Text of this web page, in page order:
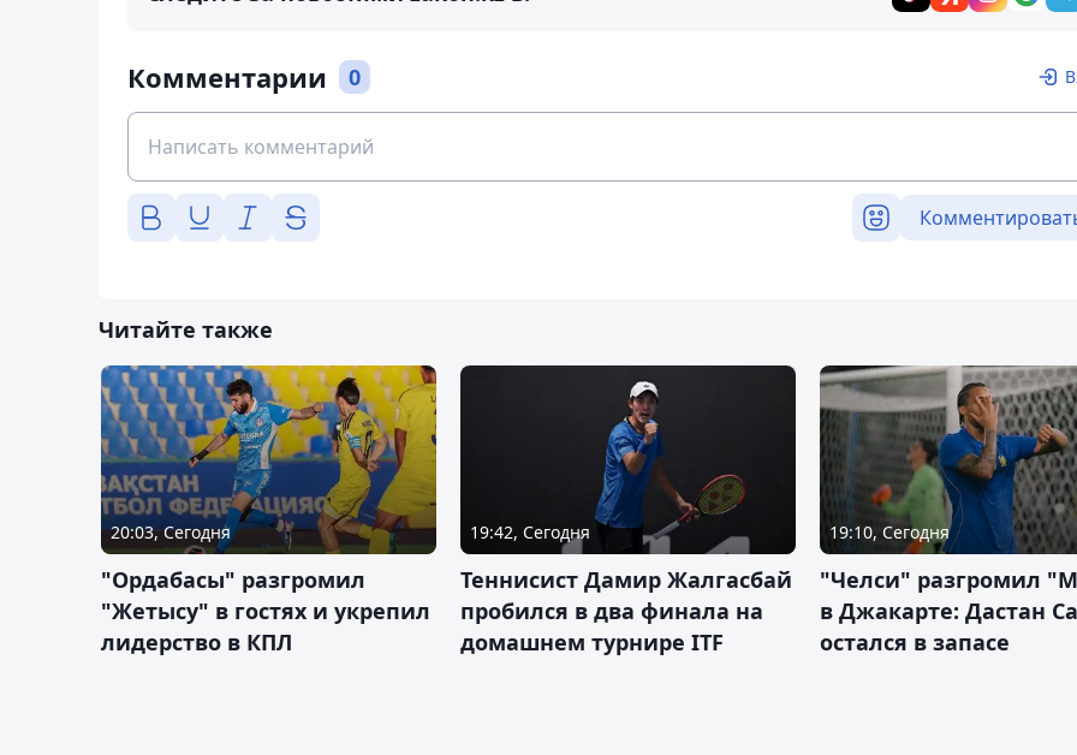
Комментарии 0
Читайте также
20:03, Сегодня
"Ордабасы" разгромил
"Жетысу" в гостях и укрепил
лидерство в КПЛ
19:42, Сегодня
Теннисист Дамир Жалгасбай
пробился в два финала на
домашнем турнире ITF
19:10, Сегодня
"Челси" разгромил
в Джакарте: Дастан
остался в запасе